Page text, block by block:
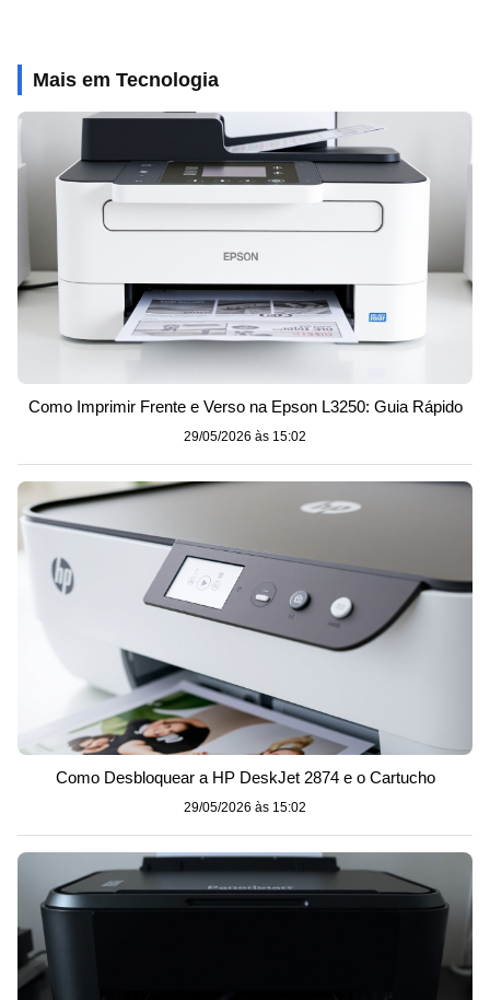
Mais em Tecnologia
Como Imprimir Frente e Verso na Epson L3250: Guia Rápido
29/05/2026 às 15:02
Como Desbloquear a HP DeskJet 2874 e o Cartucho
29/05/2026 às 15:02